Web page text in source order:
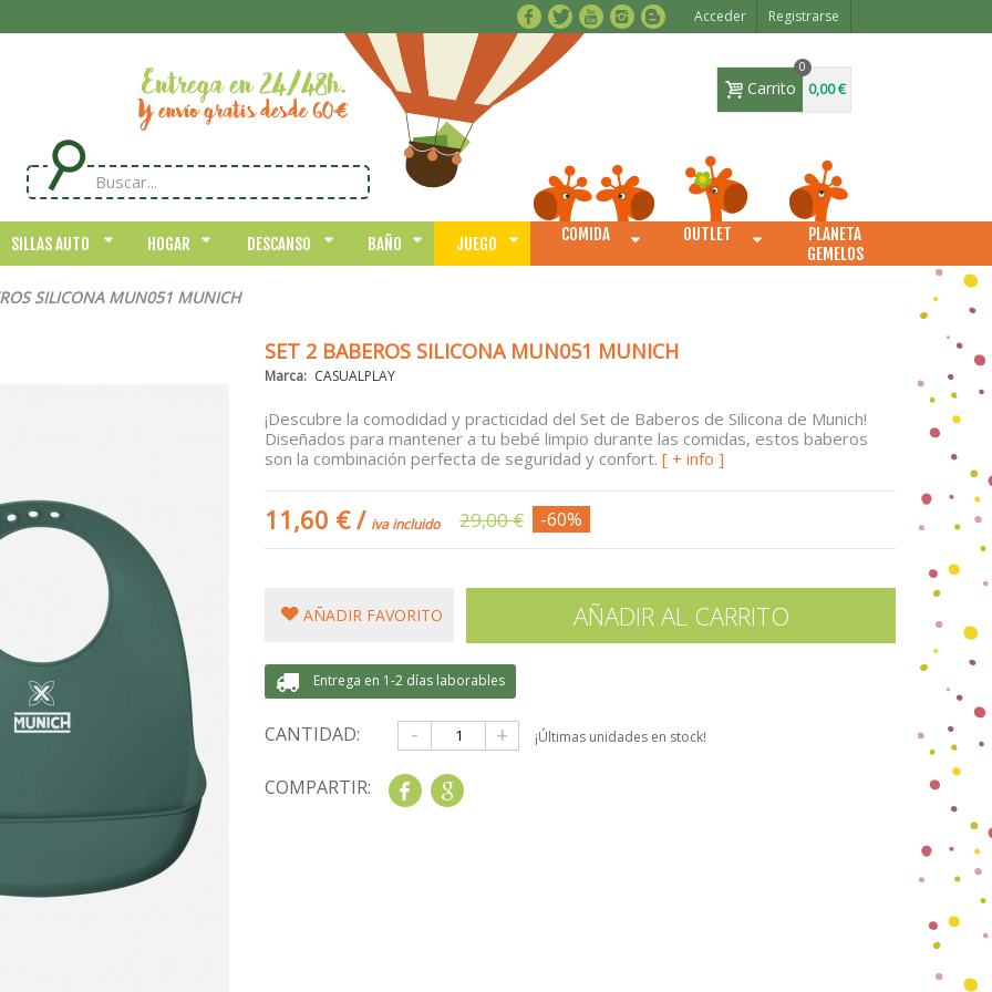
Acceder Registrarse
Carrito
0
0,00 €
SILLAS AUTO HOGAR DESCANSO BAÑO JUEGO COMIDA OUTLET
PLANETA
GEMELOS
SILICONA MUN051 MUNICH
SET 2 BABEROS SILICONA MUN051 MUNICH
Marca: CASUALPLAY
¡Descubre la comodidad y practicidad del Set de Baberos de Silicona de Munich!
Diseñados para mantener a tu bebé limpio durante las comidas, estos baberos
son la combinación perfecta de seguridad y confort. [ + info ]
11,60 €/ iva incluido 29,00 € -60%
AÑADIR FAVORITO AÑADIR AL CARRITO
Entrega en 1-2 días laborables
CANTIDAD: - + ¡Últimas unidades en stock!
COMPARTIR: Share